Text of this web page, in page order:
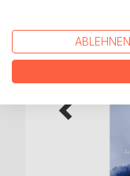
ABLEHNEN